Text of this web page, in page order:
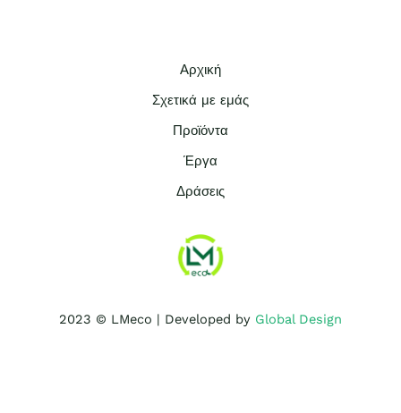
Αρχική
Σχετικά με εμάς
Προϊόντα
Έργα
Δράσεις
2023 © LMeco | Developed by Global Design